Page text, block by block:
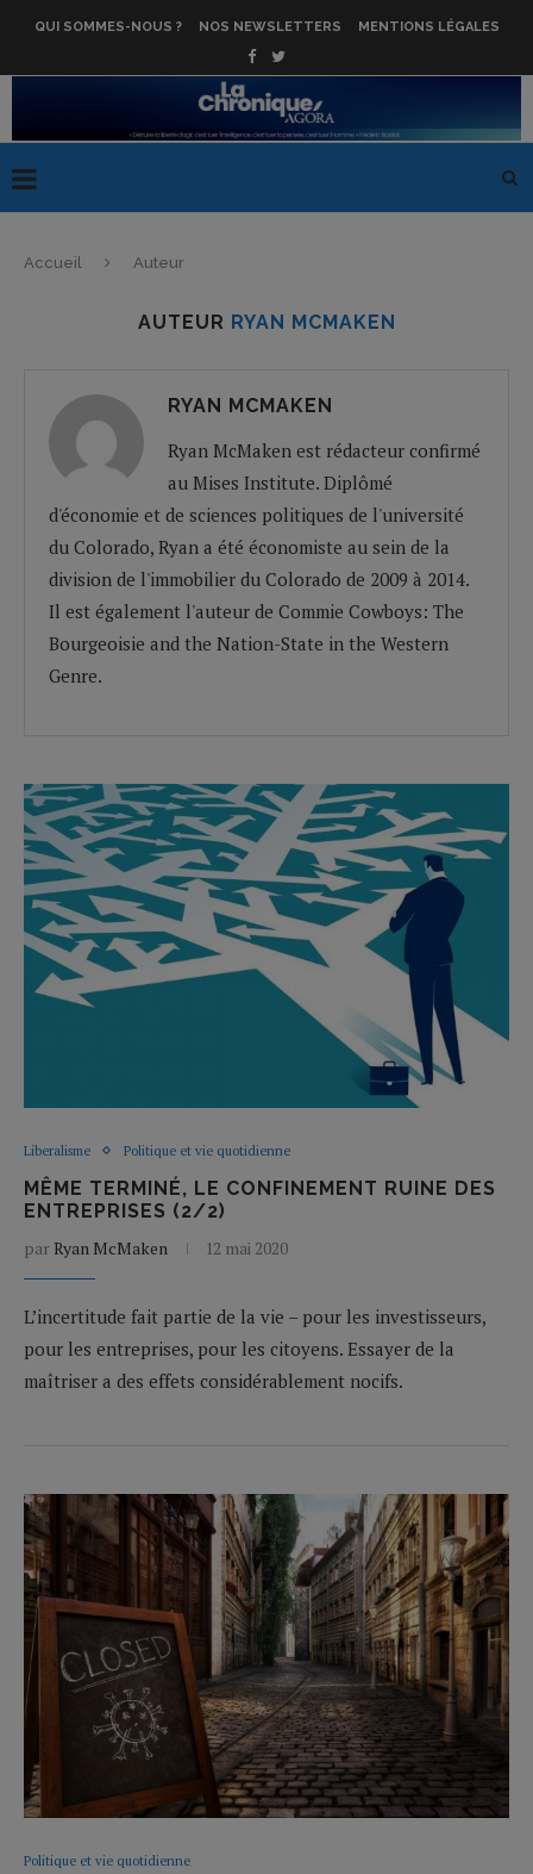
QUI SOMMES-NOUS ? NOS NEWSLETTERS MENTIONS LÉGALES
Accueil Auteur
AUTEUR RYAN MCMAKEN
RYAN MCMAKEN
Ryan McMaken est rédacteur confirmé
au Mises Institute. Diplômé
d'économie et de sciences politiques de l'université
du Colorado, Ryan a été économiste au sein de la
division de l'immobilier du Colorado de 2009 à 2014.
Il est également l'auteur de Commie Cowboys: The
Bourgeoisie and the Nation-State in the Western
Genre.
Liberalisme Politique et vie quotidienne
MÊME TERMINÉ, LE CONFINEMENT RUINE DES
ENTREPRISES (2/2)
parRyan McMaken 12 mai 2020
L’incertitude fait partie de la vie – pour les investisseurs,
pour les entreprises, pour les citoyens. Essayer de la
maîtriser a des effets considérablement nocifs.
Politique et vie quotidienne